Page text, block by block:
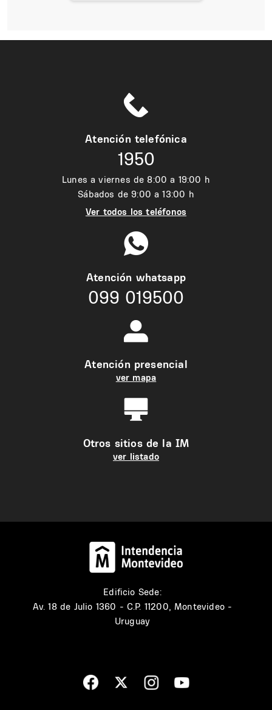
Atención telefónica
1950
Lunes a viernes de 8:00 a 19:00 h
Sábados de 9:00 a 13:00 h
Ver todos los teléfonos
Atención whatsapp
099 019500
Atención presencial
ver mapa
Otros sitios de la IM
ver listado
Edificio Sede:
Av. 18 de Julio 1360 - C.P. 11200, Montevideo -
Uruguay